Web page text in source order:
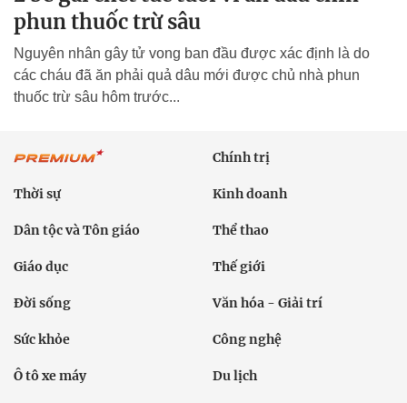
phun thuốc trừ sâu
Nguyên nhân gây tử vong ban đầu được xác định là do
các cháu đã ăn phải quả dâu mới được chủ nhà phun
thuốc trừ sâu hôm trước...
Chính trị
Thời sự Kinh doanh
Dân tộc và Tôn giáo Thể thao
Giáo dục Thế giới
Đời sống Văn hóa - Giải trí
Sức khỏe Công nghệ
Ô tô xe máy Du lịch